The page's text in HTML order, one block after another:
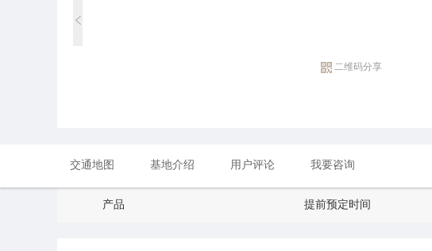
二维码分享
交通地图 基地介绍 用户评论 我要咨询
产品 提前预定时间